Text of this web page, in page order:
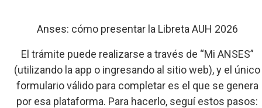
Anses: cómo presentar la Libreta AUH 2026
El trámite puede realizarse a través de “Mi ANSES”
(utilizando la app o ingresando al sitio web), y el único
formulario válido para completar es el que se genera
por esa plataforma. Para hacerlo, seguí estos pasos: